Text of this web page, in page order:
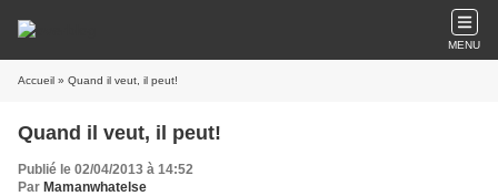
MENU
Accueil » Quand il veut, il peut!
Quand il veut, il peut!
Publié le 02/04/2013 à 14:52
Par Mamanwhatelse